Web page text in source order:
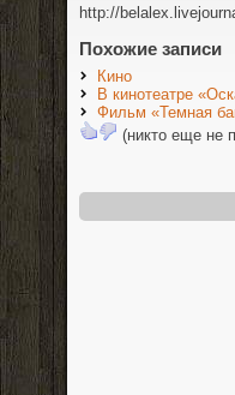
http://
Похожие записи
Кино
В кинотеатре
Фильм «Темная
(никто еще не